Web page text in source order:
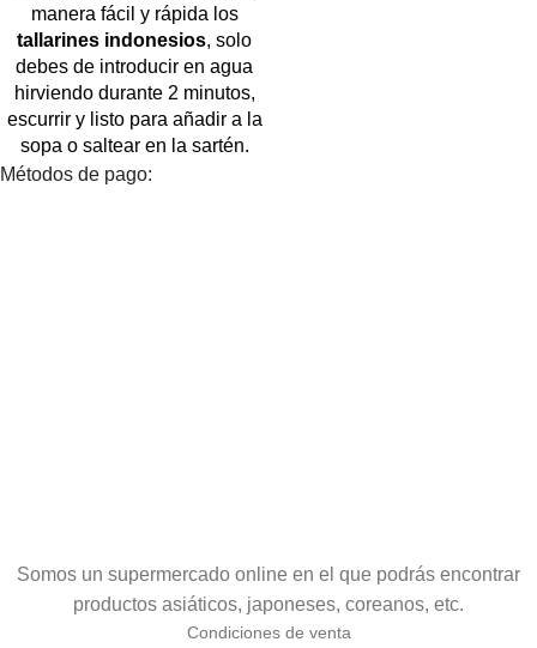
manera fácil y rápida los
tallarines indonesios, solo
debes de introducir en agua
hirviendo durante 2 minutos,
escurrir y listo para añadir a la
sopa o saltear en la sartén.
Métodos de pago:
Somos un supermercado online en el que podrás encontrar
productos asiáticos, japoneses, coreanos, etc.
Condiciones de venta